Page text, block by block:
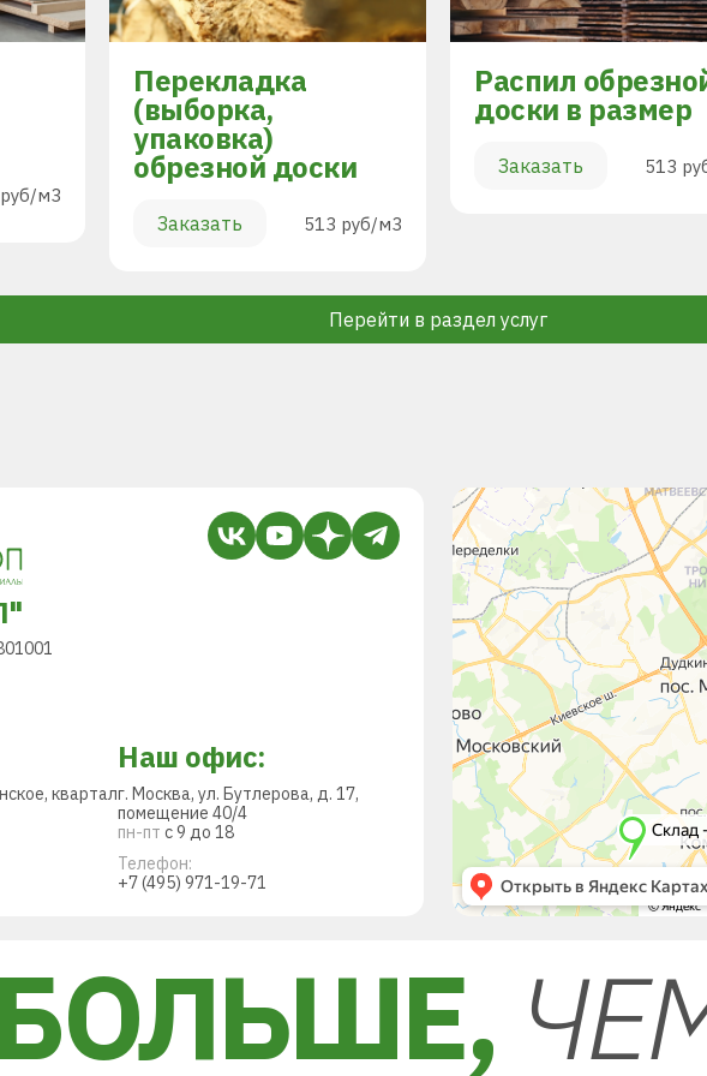
м3
Перекладка
(выборка,
упаковка)
обрезной доски
Заказать 513 руб/м3
Распил
доски в размер
Заказать 513
Перейти в раздел услуг
квартал
Наш офис:
г. Москва, ул. Бутлерова, д. 17,
помещение 40/4
пн-пт с 9 до 18
Телефон:
+7 (495) 971-19-71